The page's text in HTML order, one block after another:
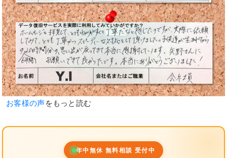
お客様の声をもっと読む
年中無休 無料相談 受付中